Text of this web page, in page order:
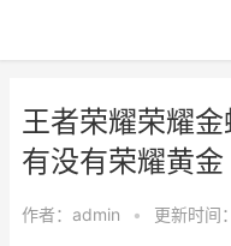
王者荣耀荣耀
有没有荣耀黄金
作者： admin • 更新时间